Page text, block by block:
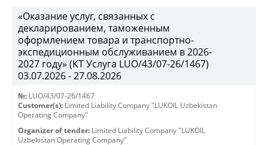
«Оказание услуг, связанных с
декларированием, таможенным
оформлением товара и транспортно-
экспедиционным обслуживанием в 2026-
2027 году» (КТ Услуга LUO/43/07-26/1467)
03.07.2026 - 27.08.2026
№: LUO/43/07-26/1467
Customer(s): Limited Liability Company "LUKOIL Uzbekistan
Operating Company"
Organizer of tender: Limited Liability Company "LUKOIL
Uzbekistan Operating Company"